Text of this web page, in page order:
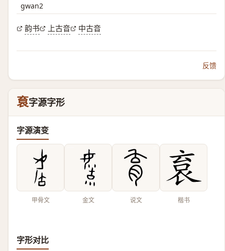
gwan2
韵书 上古音 中古音
反馈
袬字源字形
字源演变
甲骨文 金文 说文 楷书
字形对比